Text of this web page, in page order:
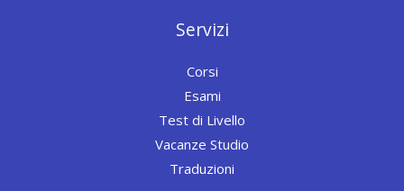
Servizi
Corsi
Esami
Test di Livello
Vacanze Studio
Traduzioni